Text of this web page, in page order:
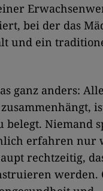
bei der das
und ein
ganz anders:
zusammenhängt,
belegt. Niemand
erfahren nur
rechtzeitig,
werden.